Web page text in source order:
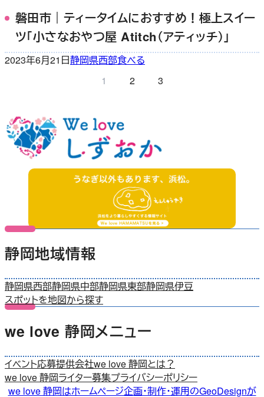
磐田市｜ティータイムにおすすめ！極上スイー
ツ「小さなおやつ屋 Atitch（アティッチ）」
2023年6月21日静岡県西部食べる
1
2 3
静岡地域情報
静岡県西部静岡県中部静岡県東部静岡県伊豆
スポットを地図から探す
we love 静岡メニュー
イベント応募提供会社we love 静岡とは？
we love 静岡ライター募集プライバシーポリシー
we love 静岡はホームページ企画・制作・運用のGeoDesignが